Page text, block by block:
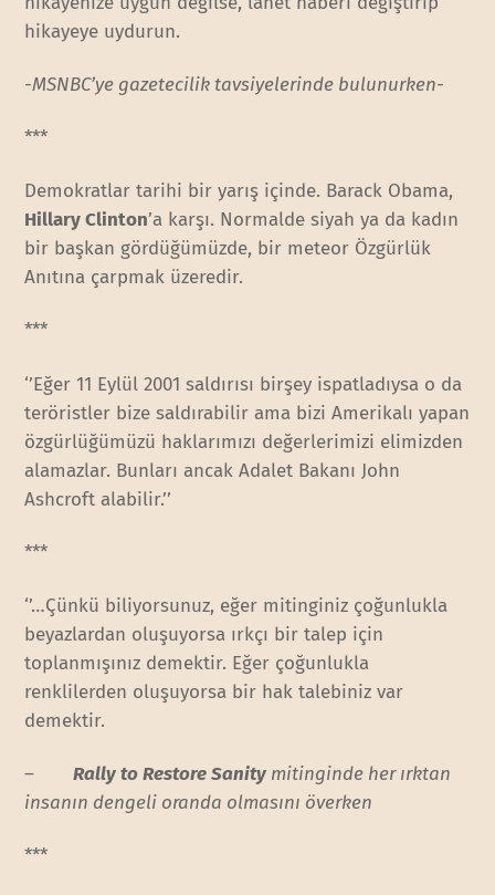
hikayeye uydurun.
-MSNBC’ye gazetecilik tavsiyelerinde bulunurken-
***
Demokratlar tarihi bir yarış içinde. Barack Obama,
Hillary Clinton’a karşı. Normalde siyah ya da kadın
bir başkan gördüğümüzde, bir meteor Özgürlük
Anıtına çarpmak üzeredir.
***
‘’Eğer 11 Eylül 2001 saldırısı birşey ispatladıysa o da
teröristler bize saldırabilir ama bizi Amerikalı yapan
özgürlüğümüzü haklarımızı değerlerimizi elimizden
alamazlar. Bunları ancak Adalet Bakanı John
Ashcroft alabilir.’’
***
‘’…Çünkü biliyorsunuz, eğer mitinginiz çoğunlukla
beyazlardan oluşuyorsa ırkçı bir talep için
toplanmışınız demektir. Eğer çoğunlukla
renklilerden oluşuyorsa bir hak talebiniz var
demektir.
–Rally to Restore Sanity mitinginde her ırktan
insanın dengeli oranda olmasını överken
***